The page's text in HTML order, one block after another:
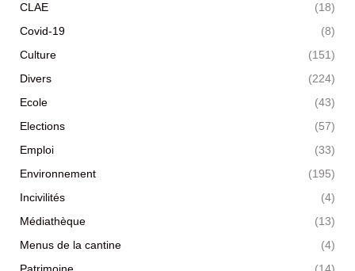
CLAE
(18)
Covid-19
(8)
Culture
(151)
Divers
(224)
Ecole
(43)
Elections
(57)
Emploi
(33)
Environnement
(195)
Incivilités
(4)
Médiathèque
(13)
Menus de la cantine
(4)